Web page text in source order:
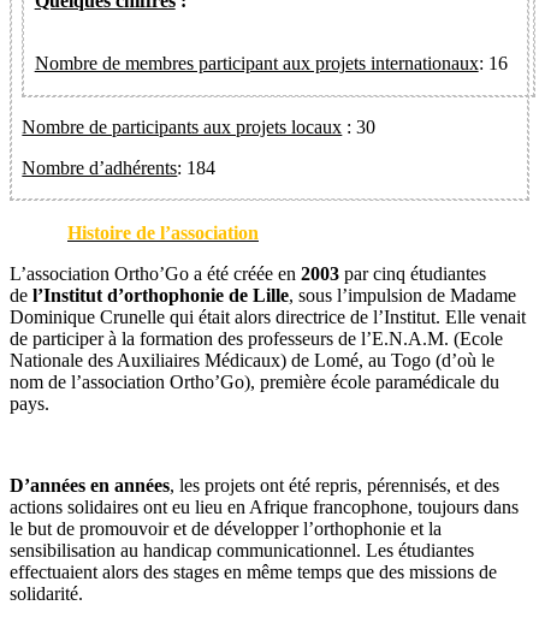
Nombre de membres participant aux projets internationaux: 16
Nombre de participants aux projets locaux : 30
Nombre d’adhérents: 184
Histoire de l’association
L’association Ortho’Go a été créée en 2003 par cinq étudiantes
de l’Institut d’orthophonie de Lille, sous l’impulsion de Madame
Dominique Crunelle qui était alors directrice de l’Institut. Elle venait
de participer à la formation des professeurs de l’E.N.A.M. (Ecole
Nationale des Auxiliaires Médicaux) de Lomé, au Togo (d’où le
nom de l’association Ortho’Go), première école paramédicale du
pays.
D’années en années, les projets ont été repris, pérennisés, et des
actions solidaires ont eu lieu en Afrique francophone, toujours dans
le but de promouvoir et de développer l’orthophonie et la
sensibilisation au handicap communicationnel. Les étudiantes
effectuaient alors des stages en même temps que des missions de
solidarité.